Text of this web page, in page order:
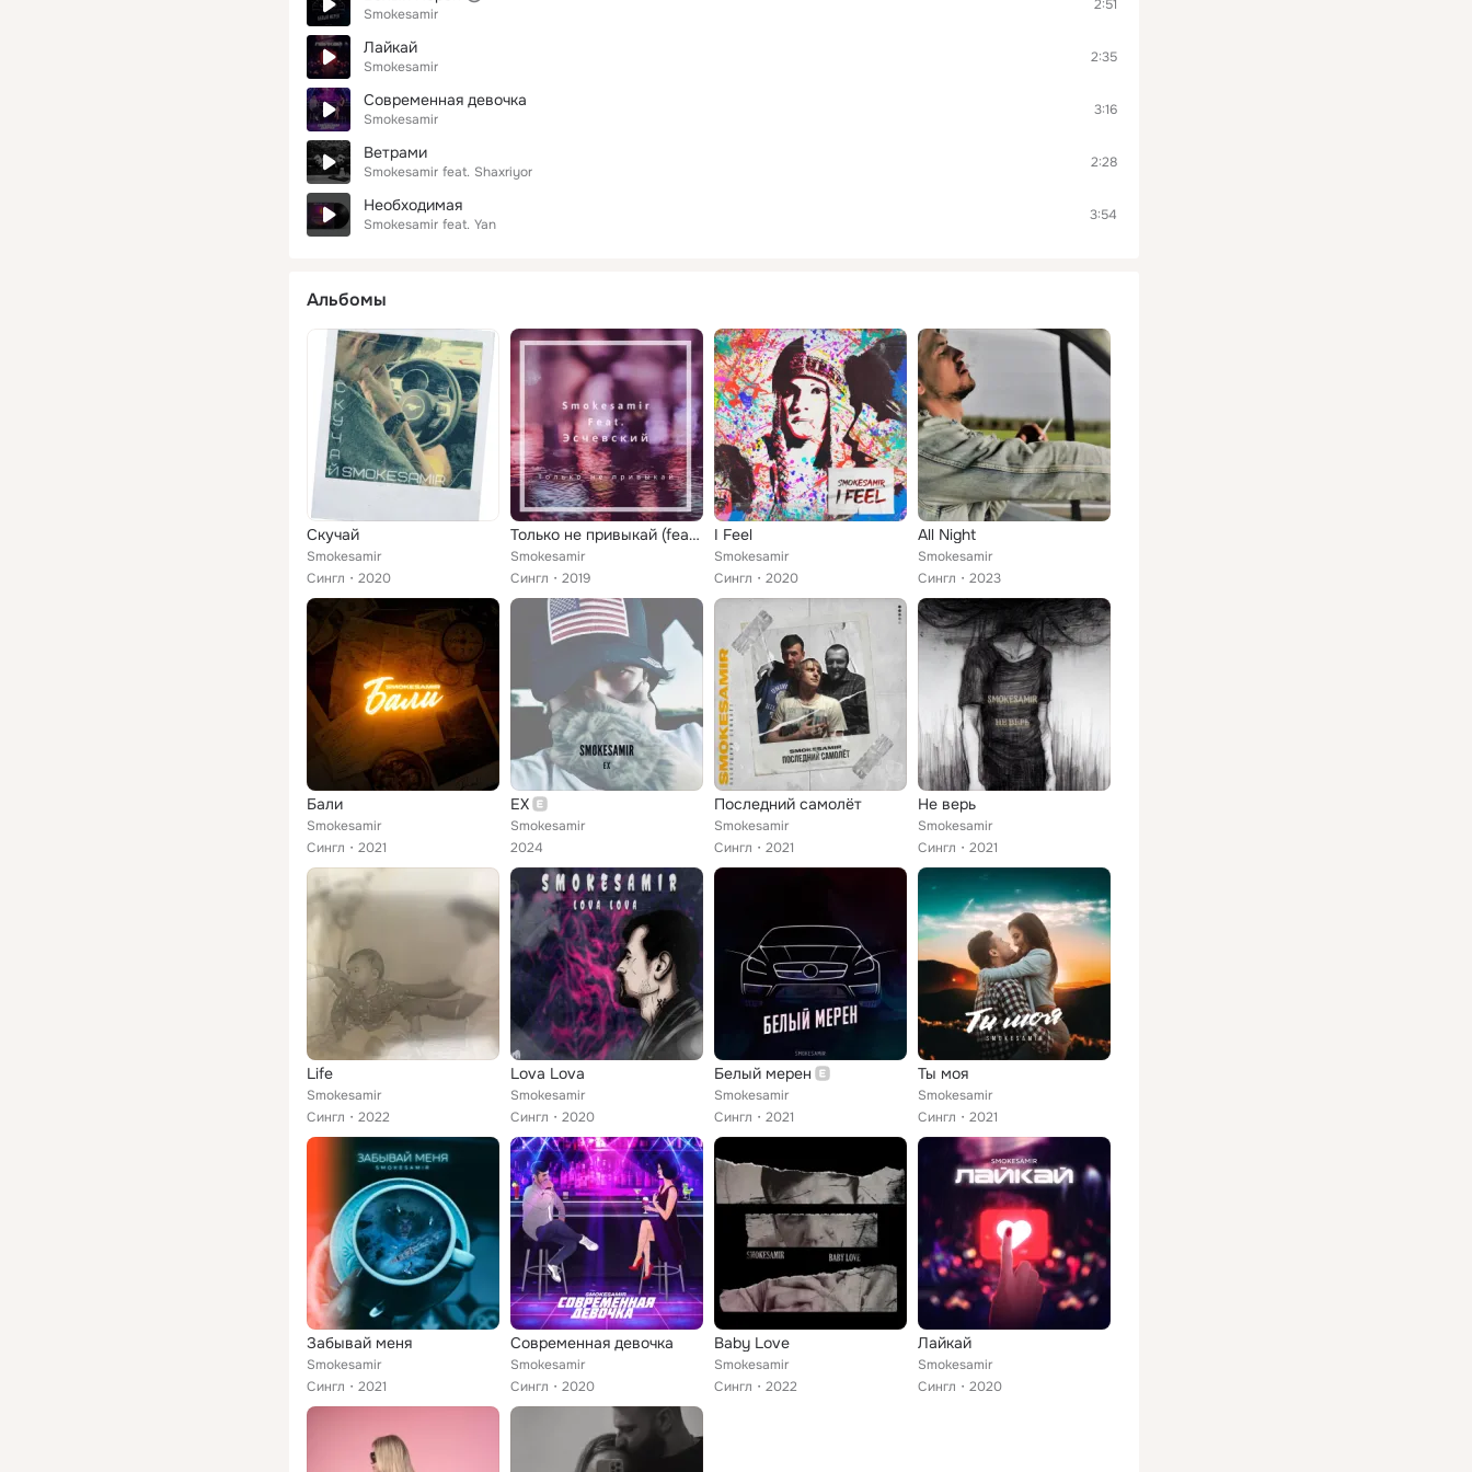
Smokesamir
2:51
Лайкай
Smokesamir
2:35
Современная девочка
Smokesamir
3:16
Ветрами
Smokesamir feat. Shaxriyor
2:28
Необходимая
Smokesamir feat. Yan
3:54
Альбомы
Скучай
Smokesamir
Сингл
2020
Только не привыкай (feat. Эсчевский)
Smokesamir
Сингл
2019
I Feel
Smokesamir
Сингл
2020
All Night
Smokesamir
Сингл
2023
Бали
Smokesamir
Сингл
2021
EX
Smokesamir
2024
Последний самолёт
Smokesamir
Сингл
2021
Не верь
Smokesamir
Сингл
2021
Life
Smokesamir
Сингл
2022
Lova Lova
Smokesamir
Сингл
2020
Белый мерен
Smokesamir
Сингл
2021
Ты моя
Smokesamir
Сингл
2021
Забывай меня
Smokesamir
Сингл
2021
Современная девочка
Smokesamir
Сингл
2020
Baby Love
Smokesamir
Сингл
2022
Лайкай
Smokesamir
Сингл
2020